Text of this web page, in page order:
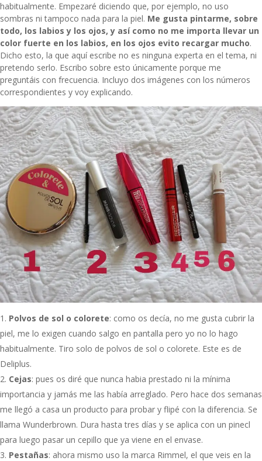
habitualmente. Empezaré diciendo que, por ejemplo, no uso
sombras ni tampoco nada para la piel. Me gusta pintarme, sobre
todo, los labios y los ojos, y así como no me importa llevar un
color fuerte en los labios, en los ojos evito recargar mucho.
Dicho esto, la que aquí escribe no es ninguna experta en el tema, ni
pretendo serlo. Escribo sobre esto únicamente porque me
preguntáis con frecuencia. Incluyo dos imágenes con los números
correspondientes y voy explicando.
Polvos de sol o colorete: como os decía, no me gusta cubrir la
piel, me lo exigen cuando salgo en pantalla pero yo no lo hago
habitualmente. Tiro solo de polvos de sol o colorete. Este es de
Deliplus.
Cejas: pues os diré que nunca habia prestado ni la mínima
importancia y jamás me las había arreglado. Pero hace dos semanas
me llegó a casa un producto para probar y flipé con la diferencia. Se
llama Wunderbrown. Dura hasta tres días y se aplica con un pinecl
para luego pasar un cepillo que ya viene en el envase.
Pestañas: ahora mismo uso la marca Rimmel, el que veis en la